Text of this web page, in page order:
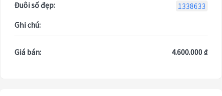
Đuôi số đẹp:
1338633
Ghi chú:
Giá bán: 4.600.000 ₫